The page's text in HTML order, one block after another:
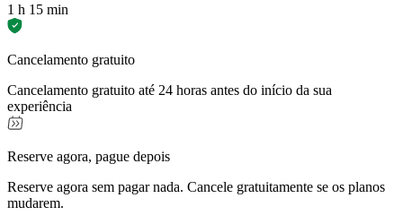
1 h 15 min
Cancelamento gratuito
Cancelamento gratuito até 24 horas antes do início da sua
experiência
Reserve agora, pague depois
Reserve agora sem pagar nada. Cancele gratuitamente se os planos
mudarem.